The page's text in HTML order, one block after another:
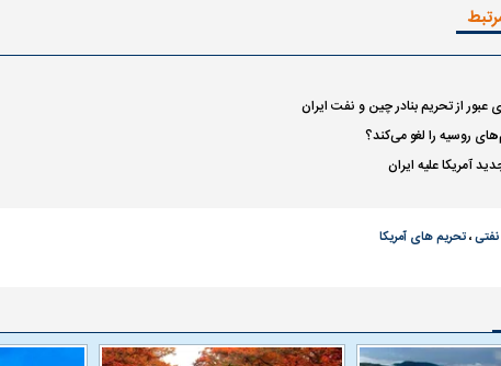
عبور از تحریم بنادر چین و نفت ایران
روسیه را لغو می‌کند؟
آمریکا علیه ایران
،تحریم های آمریکا
انتخاب تیم جدید
اولین چالش حقوقی استقلال